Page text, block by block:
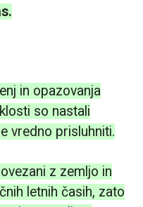
in opazovanja
so nastali
vredno prisluhniti.
z zemljo in
letnih časih, zato